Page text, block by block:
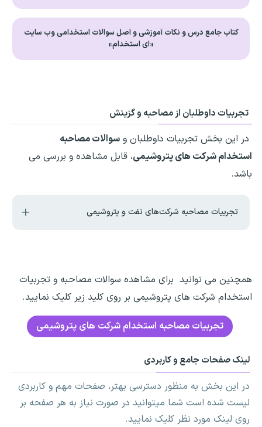
کتاب جامع درس و نکات آموزشی و اصل سوالات استخدامی وب سایت
«ای استخدام»
تجربیات داوطلبان از مصاحبه و گزینش
در این بخش تجربیات داوطلبان و سوالات مصاحبه
استخدام شرکت های پتروشیمی، قابل مشاهده و بررسی می
باشد.
تجربیات مصاحبه شرکت‌های نفت و پتروشیمی
همچنین می توانید برای مشاهده سوالات مصاحبه و تجربیات
استخدام شرکت های پتروشیمی بر روی کلید زیر کلیک نمایید.
تجربیات مصاحبه استخدام شرکت های پتروشیمی
لینک صفحات جامع و کاربردی
در این بخش به منظور دسترسی بهتر، صفحات مهم و کاربردی
لیست شده است شما میتوانید در صورت نیاز به هر صفحه بر
روی لینک مورد نظر کلیک نمایید.